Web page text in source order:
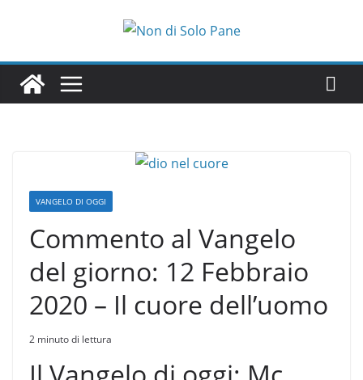
VANGELO DI OGGI
Commento al Vangelo
del giorno: 12 Febbraio
2020 – Il cuore dell’uomo
2 minuto di lettura